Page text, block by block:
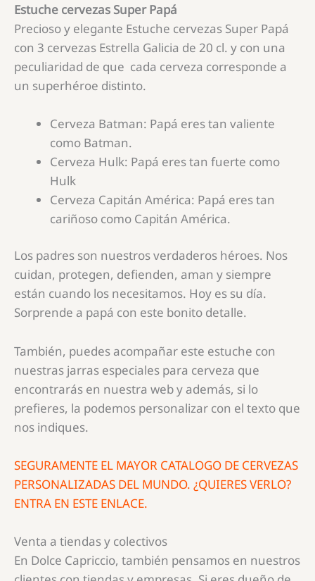
Estuche cervezas Super Papá
Precioso y elegante Estuche cervezas Super Papá
con 3 cervezas Estrella Galicia de 20 cl. y con una
peculiaridad de que cada cerveza corresponde a
un superhéroe distinto.
Cerveza Batman: Papá eres tan valiente
como Batman.
Cerveza Hulk: Papá eres tan fuerte como
Hulk
Cerveza Capitán América: Papá eres tan
cariñoso como Capitán América.
Los padres son nuestros verdaderos héroes. Nos
cuidan, protegen, defienden, aman y siempre
están cuando los necesitamos. Hoy es su día.
Sorprende a papá con este bonito detalle.
También, puedes acompañar este estuche con
nuestras jarras especiales para cerveza que
encontrarás en nuestra web y además, si lo
prefieres, la podemos personalizar con el texto que
nos indiques.
SEGURAMENTE EL MAYOR CATALOGO DE CERVEZAS
PERSONALIZADAS DEL MUNDO. ¿QUIERES VERLO?
ENTRA EN ESTE ENLACE.
Venta a tiendas y colectivos
En Dolce Capriccio, también pensamos en nuestros